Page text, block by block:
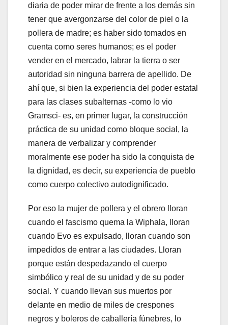
diaria de poder mirar de frente a los demás sin
tener que avergonzarse del color de piel o la
pollera de madre; es haber sido tomados en
cuenta como seres humanos; es el poder
vender en el mercado, labrar la tierra o ser
autoridad sin ninguna barrera de apellido. De
ahí que, si bien la experiencia del poder estatal
para las clases subalternas -como lo vio
Gramsci- es, en primer lugar, la construcción
práctica de su unidad como bloque social, la
manera de verbalizar y comprender
moralmente ese poder ha sido la conquista de
la dignidad, es decir, su experiencia de pueblo
como cuerpo colectivo autodignificado.
Por eso la mujer de pollera y el obrero lloran
cuando el fascismo quema la Wiphala, lloran
cuando Evo es expulsado, lloran cuando son
impedidos de entrar a las ciudades. Lloran
porque están despedazando el cuerpo
simbólico y real de su unidad y de su poder
social. Y cuando llevan sus muertos por
delante en medio de miles de crespones
negros y boleros de caballería fúnebres, lo